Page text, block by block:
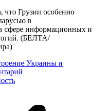
что Грузии особенно
в
сфере информационных и
(БЕЛТА/
Украины и